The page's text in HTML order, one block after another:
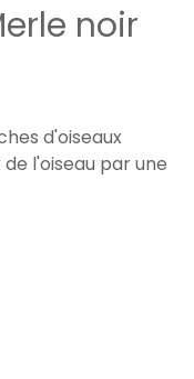
noir
d'oiseaux
l'oiseau par une